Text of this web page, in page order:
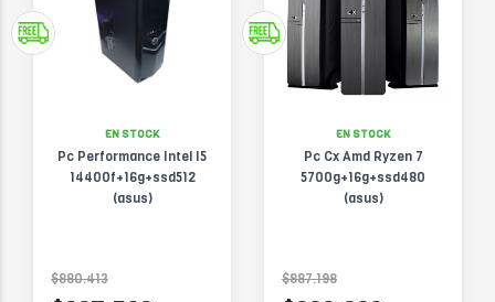
EN STOCK
Pc Performance Intel I5
14400f+16g+ssd512
(asus)
$880.413
EN STOCK
Pc Cx Amd Ryzen 7
5700g+16g+ssd480
(asus)
$887.198